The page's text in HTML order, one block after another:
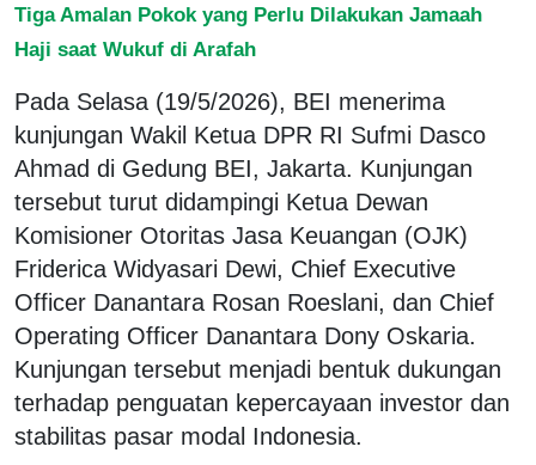
Tiga Amalan Pokok yang Perlu Dilakukan Jamaah
Haji saat Wukuf di Arafah
Pada Selasa (19/5/2026), BEI menerima
kunjungan Wakil Ketua DPR RI Sufmi Dasco
Ahmad di Gedung BEI, Jakarta. Kunjungan
tersebut turut didampingi Ketua Dewan
Komisioner Otoritas Jasa Keuangan (OJK)
Friderica Widyasari Dewi, Chief Executive
Officer Danantara Rosan Roeslani, dan Chief
Operating Officer Danantara Dony Oskaria.
Kunjungan tersebut menjadi bentuk dukungan
terhadap penguatan kepercayaan investor dan
stabilitas pasar modal Indonesia.